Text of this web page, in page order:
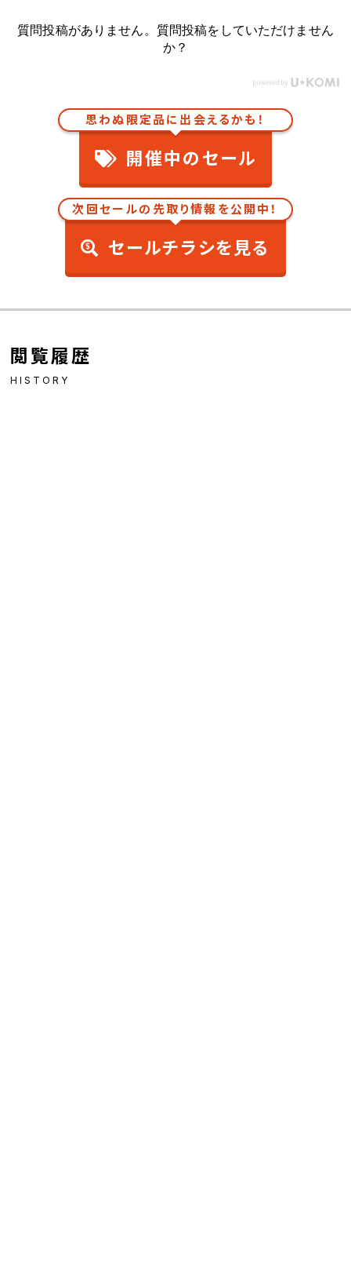
質問投稿がありません。質問投稿をしていただけません
か？
思わぬ限定品に出会えるかも！
開催中のセール
次回セールの先取り情報を公開中！
セールチラシを見る
閲覧履歴
HISTORY